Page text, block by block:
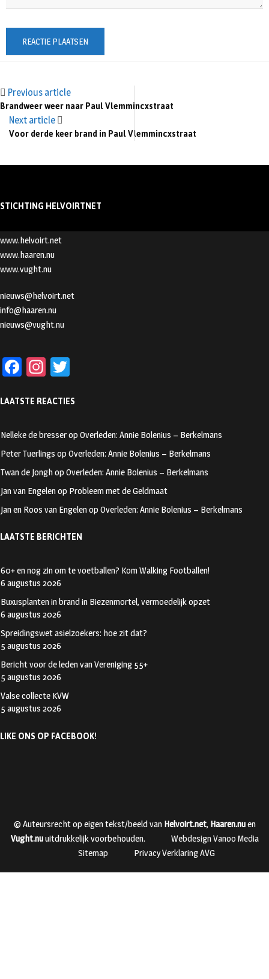
Previous article
Brandweer weer naar Paul Vlemmincxstraat
Next article
Voor derde keer brand in Paul Vlemmincxstraat
STICHTING HELVOIRTNET
www.helvoirt.net
www.haaren.nu
www.vught.nu
nieuws@helvoirt.net
info@haaren.nu
nieuws@vught.nu
Fa
b
oo
k
In
ag
m
tt
LAATSTE REACTIES
Nelleke de bresserop Overleden: Annie Bolenius – Berkelmans
Peter Tuerlings op Overleden: Annie Bolenius – Berkelmans
Twan de Jonghop Overleden: Annie Bolenius – Berkelmans
Jan van Engelenop Probleem met de Geldmaat
Jan en Roos van Engelenop Overleden: Annie Bolenius – Berkelmans
LAATSTE BERICHTEN
60+ en nog zin om te voetballen? Kom Walking Footballen!
6 augustus 2026
Buxusplanten in brand in Biezenmortel, vermoedelijk opzet
6 augustus 2026
Spreidingswet asielzoekers: hoe zit dat?
5 augustus 2026
Bericht voor de leden van Vereniging 55+
5 augustus 2026
Valse collecte KVW
5 augustus 2026
LIKE ONS OP FACEBOOK!
© Auteursrecht op eigen tekst/beeld van Helvoirt.net, Haaren.nuen
Vught.nuuitdrukkelijk voorbehouden.
Webdesign Vanoo Media
Sitemap
Privacy Verklaring AVG